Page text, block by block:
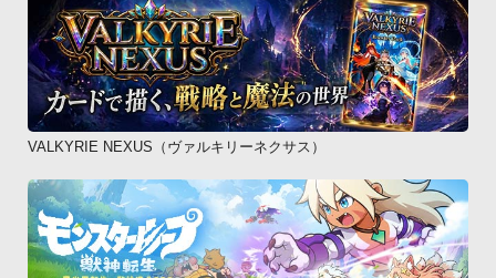
VALKYRIE NEXUS（ヴァルキリーネクサス）